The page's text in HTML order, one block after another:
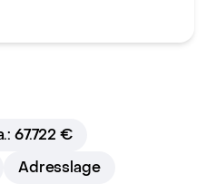
67.722 €
Adresslage